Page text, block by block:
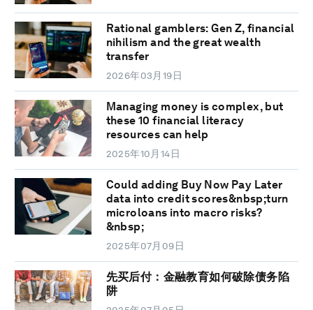
Rational gamblers: Gen Z, financial
nihilism and the great wealth
transfer
2026年03月19日
Managing money is complex, but
these 10 financial literacy
resources can help
2025年10月14日
Could adding Buy Now Pay Later
data into credit scores&nbsp;turn
microloans into macro risks?
&nbsp;
2025年07月09日
先买后付：金融教育如何破除债务陷
阱